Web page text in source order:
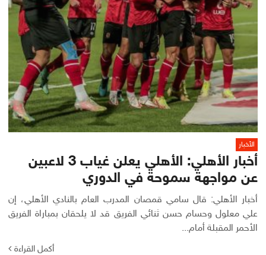
الأخبار
أخبار الأهلي: الأهلي يعلن غياب 3 لاعبين
عن مواجهة سموحة في الدوري
أخبار الأهلي: قال سامي قمصان المدرب العام بالنادي الأهلي، إن
علي معلول وحسام حسن ثنائي الفريق قد لا يلحقان بمباراة الفريق
الأحمر المقبلة أمام...
أكمل القراءة